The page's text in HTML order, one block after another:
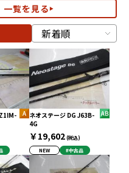
一覧を見る
ネオステージ DG J63B-
4G
￥19,602(税込)
NEW
#中古品